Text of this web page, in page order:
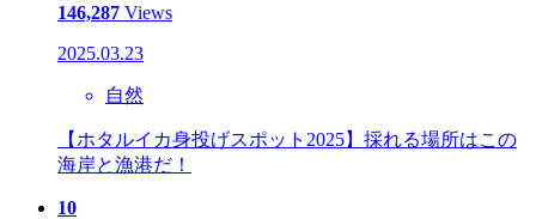
146,287 Views
2025.03.23
自然
【ホタルイカ身投げスポット2025】採れる場所はこの
海岸と漁港だ！
10